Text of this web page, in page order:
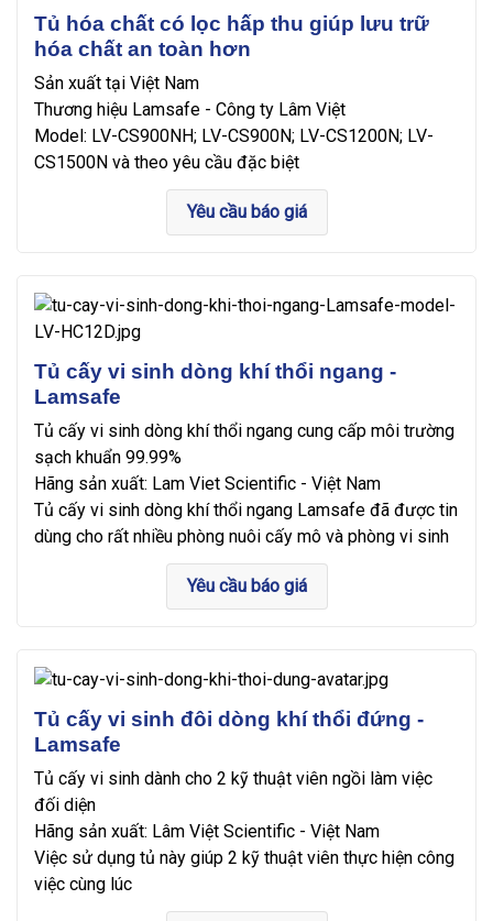
Tủ hóa chất có lọc hấp thu giúp lưu trữ
hóa chất an toàn hơn
Sản xuất tại Việt Nam
Thương hiệu Lamsafe - Công ty Lâm Việt
Model: LV-CS900NH; LV-CS900N; LV-CS1200N; LV-
CS1500N và theo yêu cầu đặc biệt
Yêu cầu báo giá
Tủ cấy vi sinh dòng khí thổi ngang -
Lamsafe
Tủ cấy vi sinh dòng khí thổi ngang cung cấp môi trường
sạch khuẩn 99.99%
Hãng sản xuất: Lam Viet Scientific - Việt Nam
Tủ cấy vi sinh dòng khí thổi ngang Lamsafe đã được tin
dùng cho rất nhiều phòng nuôi cấy mô và phòng vi sinh
Yêu cầu báo giá
Tủ cấy vi sinh đôi dòng khí thổi đứng -
Lamsafe
Tủ cấy vi sinh dành cho 2 kỹ thuật viên ngồi làm việc
đối diện
Hãng sản xuất: Lâm Việt Scientific - Việt Nam
Việc sử dụng tủ này giúp 2 kỹ thuật viên thực hiện công
việc cùng lúc